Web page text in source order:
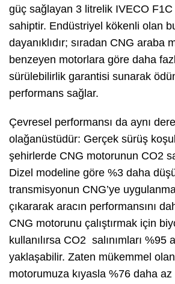
güç sağlayan 3 litrelik IVECO
sahiptir. Endüstriyel kökenli olan
dayanıklıdır; sıradan CNG araba
benzeyen motorlara göre daha
sürülebilirlik garantisi sunarak
performans sağlar.
Çevresel performansı da aynı
olağanüstüdür: Gerçek sürüş
şehirlerde CNG motorunun CO2
Dizel modeline göre %3 daha
transmisyonun CNG’ye
çıkararak aracın performansını
CNG motorunu çalıştırmak için
kullanılırsa CO2 salınımları %95
yaklaşabilir. Zaten mükemmel
motorumuza kıyasla %76 daha az